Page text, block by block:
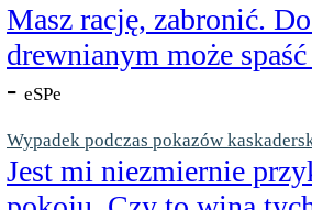
Masz rację, zabronić.
drewnianym może
- eSPe
Wypadek podczas pokazów
Jest mi niezmiernie